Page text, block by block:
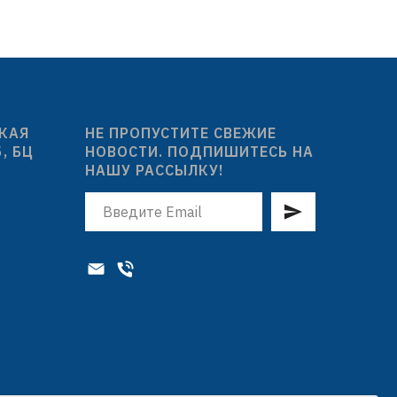
БЦ
НЕ ПРОПУСТИТЕ СВЕЖИЕ
НОВОСТИ. ПОДПИШИТЕСЬ НА
НАШУ РАССЫЛКУ!